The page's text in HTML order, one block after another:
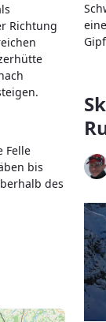
Richtung
Felle
bis
des